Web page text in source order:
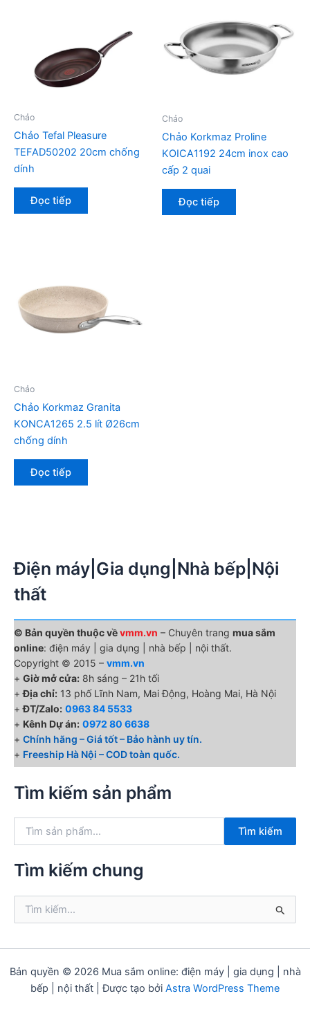
Chảo
Chảo Tefal Pleasure
TEFAD50202 20cm chống
dính
Đọc tiếp
Chảo
Chảo Korkmaz Proline
KOICA1192 24cm inox cao
cấp 2 quai
Đọc tiếp
Chảo
Chảo Korkmaz Granita
KONCA1265 2.5 lít Ø26cm
chống dính
Đọc tiếp
Điện máy|Gia dụng|Nhà bếp|Nội
thất
© Bản quyền thuộc vềvmm.vn – Chuyên trang mua sắm
online: điện máy | gia dụng | nhà bếp | nội thất.
Copyright © 2015 – vmm.vn
+ Giờ mở cửa: 8h sáng – 21h tối
+Địa chỉ: 13 phố Lĩnh Nam, Mai Động, Hoàng Mai, Hà Nội
+ĐT/Zalo: 0963 84 5533
+ Kênh Dự án: 0972 80 6638
+ Chính hãng – Giá tốt – Bảo hành uy tín.
+ Freeship Hà Nội – COD toàn quốc.
Tìm kiếm sản phẩm
k
:
Tìm kiếm
Tìm kiếm chung
ế
Bản quyền © 2026 Mua sắm online: điện máy | gia dụng | nhà
bếp | nội thất | Được tạo bởi Astra WordPress Theme